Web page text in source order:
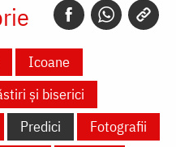
Icoane
și biserici
Predici
Fotografii